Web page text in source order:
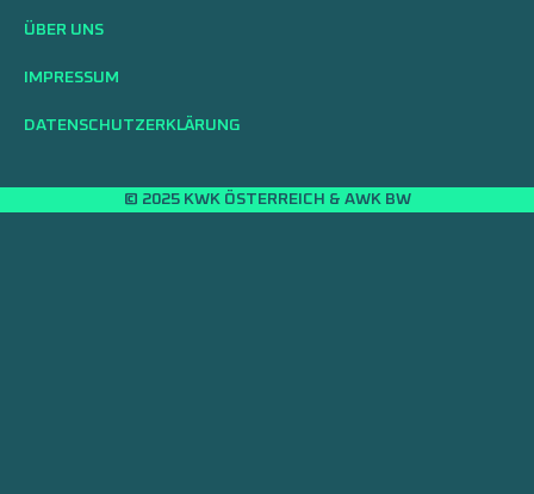
ÜBER UNS
IMPRESSUM
DATENSCHUTZERKLÄRUNG
© 2025 KWK ÖSTERREICH & AWK BW